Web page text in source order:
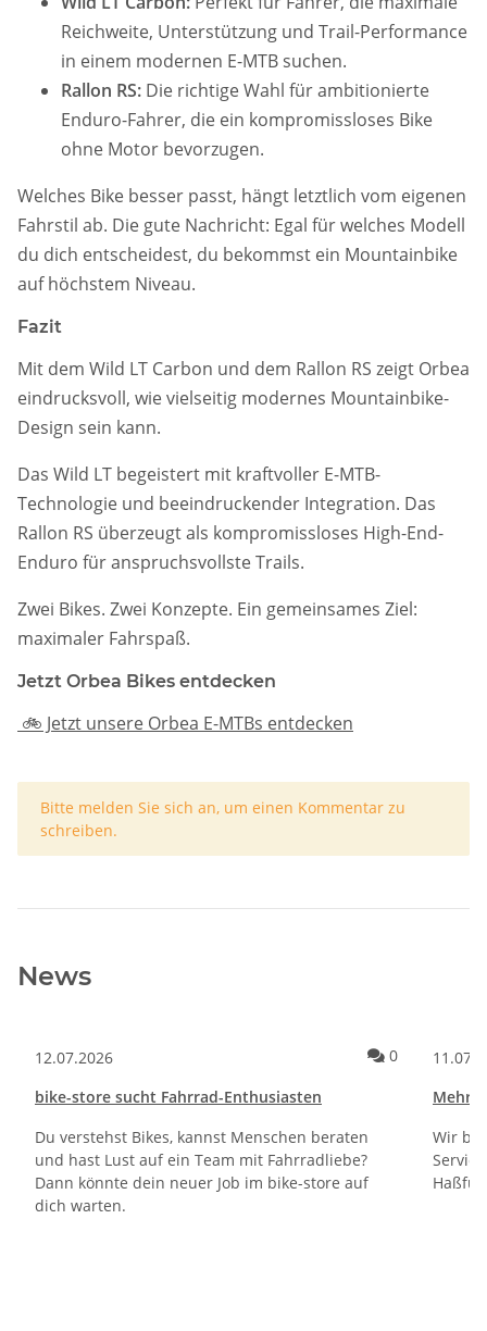
Reichweite, Unterstützung und Trail-Performance
in einem modernen E-MTB suchen.
Rallon RS: Die richtige Wahl für ambitionierte
Enduro-Fahrer, die ein kompromissloses Bike
ohne Motor bevorzugen.
Welches Bike besser passt, hängt letztlich vom eigenen
Fahrstil ab. Die gute Nachricht: Egal für welches Modell
du dich entscheidest, du bekommst ein Mountainbike
auf höchstem Niveau.
Fazit
Mit dem Wild LT Carbon und dem Rallon RS zeigt Orbea
eindrucksvoll, wie vielseitig modernes Mountainbike-
Design sein kann.
Das Wild LT begeistert mit kraftvoller E-MTB-
Technologie und beeindruckender Integration. Das
Rallon RS überzeugt als kompromissloses High-End-
Enduro für anspruchsvollste Trails.
Zwei Bikes. Zwei Konzepte. Ein gemeinsames Ziel:
maximaler Fahrspaß.
Jetzt Orbea Bikes entdecken
🚲 Jetzt unsere Orbea E-MTBs entdecken
x
Bitte melden Sie sich an, um einen Kommentar zu
schreiben.
News
12.07.2026 0
bike-store sucht Fahrrad-Enthusiasten
Du verstehst Bikes, kannst Menschen beraten
und hast Lust auf ein Team mit Fahrradliebe?
Dann könnte dein neuer Job im bike-store auf
dich warten.
Mehr
Wir